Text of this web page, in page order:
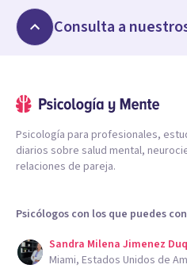
Consulta a
Psicología para profesionales,
diarios sobre salud mental,
relaciones de pareja.
Psicólogos con los que puedes
Sandra Milena Jimenez
Miami, Estados Unidos de